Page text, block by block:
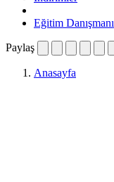
Eğitim Danışmanı
Paylaş
Anasayfa